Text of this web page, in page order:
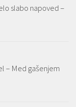
slabo napoved –
– Med gašenjem